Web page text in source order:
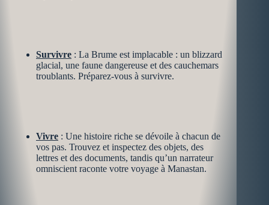
Survivre : La Brume est implacable : un blizzard
glacial, une faune dangereuse et des cauchemars
troublants. Préparez-vous à survivre.
Vivre : Une histoire riche se dévoile à chacun de
vos pas. Trouvez et inspectez des objets, des
lettres et des documents, tandis qu’un narrateur
omniscient raconte votre voyage à Manastan.